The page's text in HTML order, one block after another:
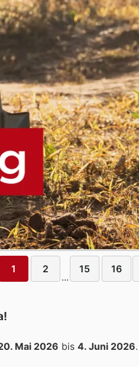
1 2
...
15 16
Mai 2026 bis 4. Juni 2026.